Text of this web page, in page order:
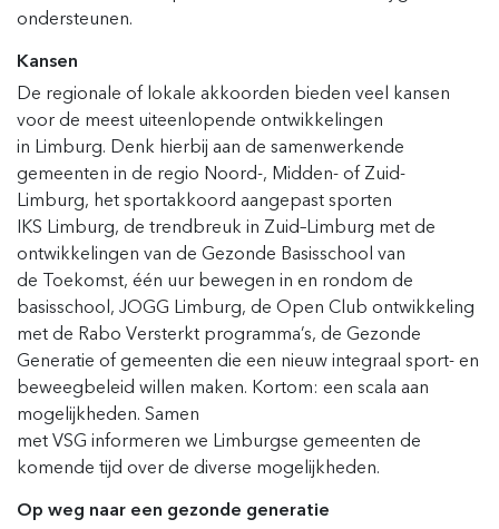
ondersteunen.
Kansen
De regionale of lokale akkoorden bieden veel kansen
voor de meest uiteenlopende ontwikkelingen
in Limburg. Denk hierbij aan de samenwerkende
gemeenten in de regio Noord-, Midden- of Zuid-
Limburg, het sportakkoord aangepast sporten
IKS Limburg, de trendbreuk in Zuid–Limburg met de
ontwikkelingen van de Gezonde Basisschool van
de Toekomst, één uur bewegen in en rondom de
basisschool, JOGG Limburg, de Open Club ontwikkeling
met de Rabo Versterkt programma’s, de Gezonde
Generatie ofgemeenten die een nieuw integraal sport- en
beweegbeleid willen maken. Kortom: een scala aan
mogelijkheden. Samen
met VSG informeren we Limburgse gemeenten de
komende tijd over de diverse mogelijkheden.
Op weg naar een gezonde generatie